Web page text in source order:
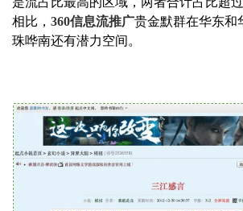
相比， 360信息流推广贵金默群在华东和
珠哗南还有潜力空间。